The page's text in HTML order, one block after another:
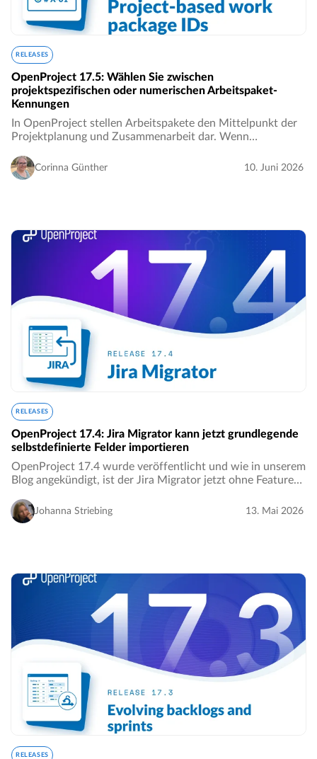
RELEASES
OpenProject 17.5: Wählen Sie zwischen
projektspezifischen oder numerischen Arbeitspaket-
Kennungen
In OpenProject stellen Arbeitspakete den Mittelpunkt der
Projektplanung und Zusammenarbeit dar. Wenn
werden, sind klare Referenzen und nahtlose
Zusammenarbeit…
Corinna Günther 10. Juni 2026
RELEASES
OpenProject 17.4: Jira Migrator kann jetzt grundlegende
selbstdefinierte Felder importieren
OpenProject 17.4 wurde veröffentlicht und wie in unserem
Blog angekündigt, ist der Jira Migrator jetzt ohne Feature
grundlegenden einfachen Feldern. Dies…
Johanna Striebing 13. Mai 2026
RELEASES